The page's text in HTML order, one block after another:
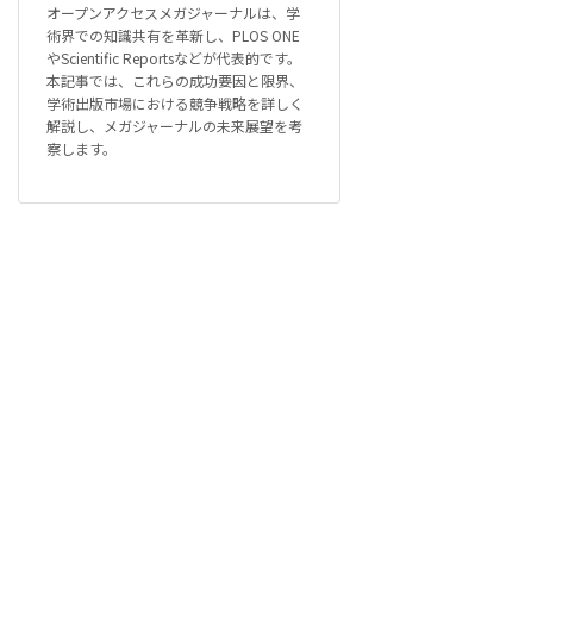
オープンアクセスメガジャーナルは、学
術界での知識共有を革新し、PLOS ONE
やScientific Reportsなどが代表的です。
本記事では、これらの成功要因と限界、
学術出版市場における競争戦略を詳しく
解説し、メガジャーナルの未来展望を考
察します。